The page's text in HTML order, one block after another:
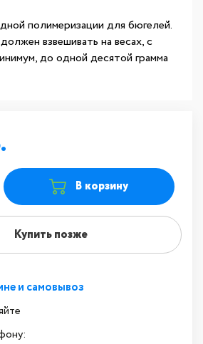
полимеризации для бюгелей.
взвешивать на весах, с
до одной десятой грамма
В корзину
Купить позже
и самовывоз